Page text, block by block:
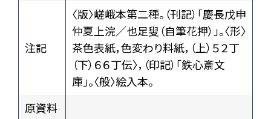
注記
〈版〉嵯峨本第二種。（刊記）「慶長戊申
仲夏上浣／也足叟（自筆花押）」。〈形〉
茶色表紙，色変わり料紙，（上）５２丁
（下）６６丁伝〉，（印記）「鉄心斎文
庫」。〈般〉絵入本。
原資料